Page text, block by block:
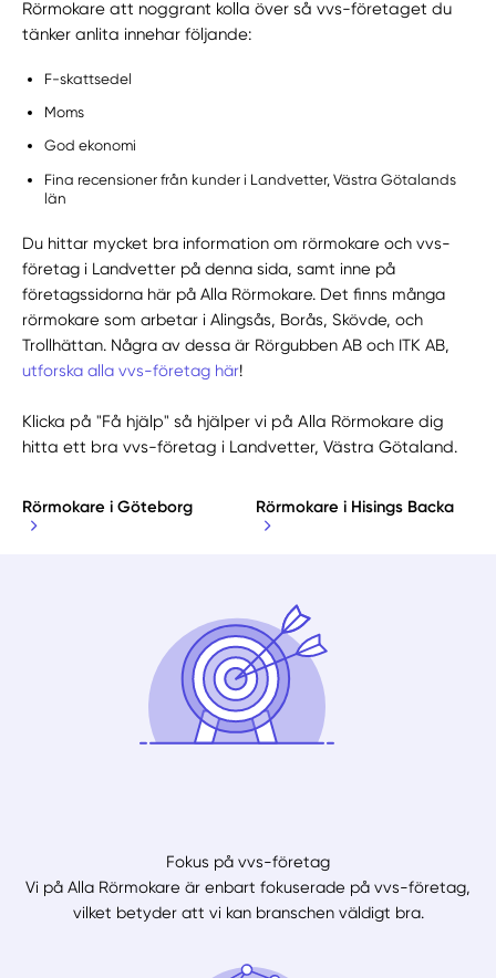
Rörmokare att noggrant kolla över så vvs-företaget du
tänker anlita innehar följande:
F-skattsedel
Moms
God ekonomi
Fina recensioner från kunder i Landvetter, Västra Götalands
län
Du hittar mycket bra information om rörmokare och vvs-
företag i Landvetter på denna sida, samt inne på
företagssidorna här på Alla Rörmokare. Det finns många
rörmokare som arbetar i Alingsås, Borås, Skövde, och
Trollhättan. Några av dessa är Rörgubben AB och ITK AB,
utforska alla vvs-företag här!
Klicka på "Få hjälp" så hjälper vi på Alla Rörmokare dig
hitta ett bra vvs-företag i Landvetter, Västra Götaland.
Rörmokare i Göteborg Rörmokare i Hisings Backa
Fokus på vvs-företag
Vi på Alla Rörmokare är enbart fokuserade på vvs-företag,
vilket betyder att vi kan branschen väldigt bra.